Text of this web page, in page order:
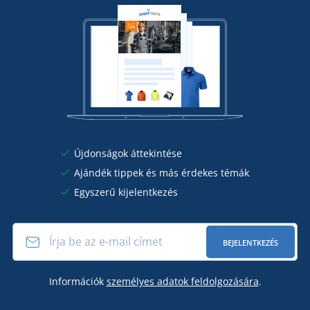
Újdonságok áttekintése
Ajándék tippek és más érdekes témák
Egyszerű kijelentkezés
BEJELENTKEZÉS
Információk személyes adatok feldolgozására.